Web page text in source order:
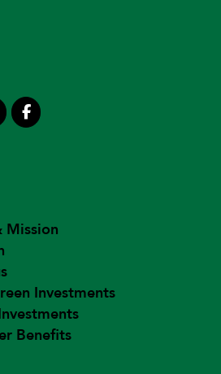
Mission
Investments
Benefits